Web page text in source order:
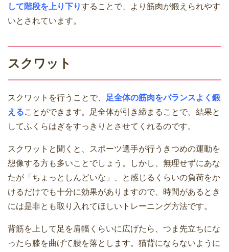
して階段を上り下りすることで、より筋肉が鍛えられやす
いとされています。
スクワット
スクワットを行うことで、
足全体の筋肉をバランスよく鍛
えることができます。足全体が引き締まることで、結果と
してふくらはぎをすっきりとさせてくれるのです。
スクワットと聞くと、スポーツ選手が行うきつめの運動を
想像する方も多いことでしょう。しかし、無理せずにあな
たが「ちょっとしんどいな」、と感じるくらいの負荷をか
けるだけでも十分に効果がありますので、時間があるとき
には是非とも取り入れてほしいトレーニング方法です。
背筋を上して足を肩幅くらいに広げたら、つま先立ちにな
ったら膝を曲げて腰を落とします。猫背にならないように